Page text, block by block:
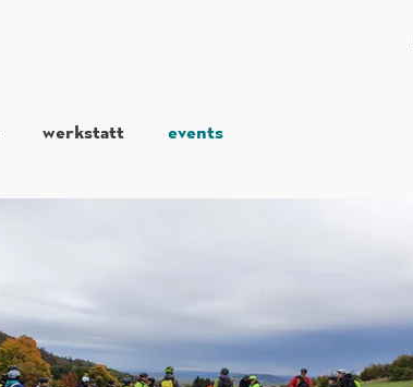
werkstatt events